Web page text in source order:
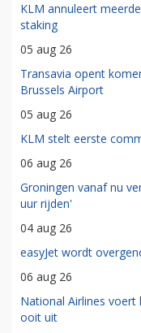
KLM annuleert
staking
05 aug 26
Transavia opent
Brussels Airport
05 aug 26
KLM stelt eerste
06 aug 26
Groningen vanaf nu
uur rijden'
04 aug 26
easyJet wordt
06 aug 26
National Airlines
ooit uit